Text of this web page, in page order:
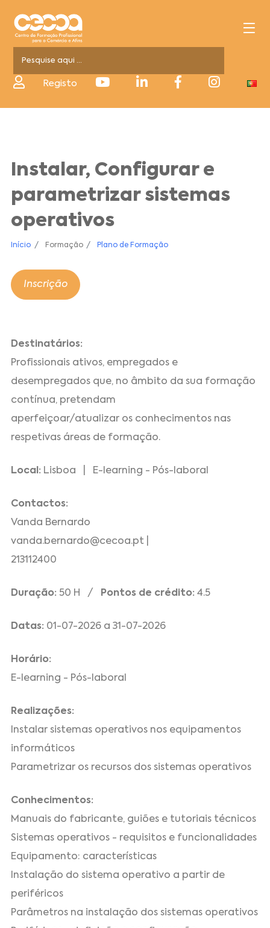
Registo
Instalar, Configurar e
parametrizar sistemas
operativos
Início Formação Plano de Formação
Inscrição
Destinatários:
Profissionais ativos, empregados e
desempregados que, no âmbito da sua formação
contínua, pretendam
aperfeiçoar/atualizar os conhecimentos nas
respetivas áreas de formação.
Local: Lisboa | E-learning - Pós-laboral
Contactos:
Vanda Bernardo
vanda.bernardo@cecoa.pt |
213112400
Duração: 50 H / Pontos de crédito:4.5
Datas: 01-07-2026 a 31-07-2026
Horário:
E-learning - Pós-laboral
Realizações:
Instalar sistemas operativos nos equipamentos
informáticos
Parametrizar os recursos dos sistemas operativos
Conhecimentos:
Manuais do fabricante, guiões e tutoriais técnicos
Sistemas operativos - requisitos e funcionalidades
Equipamento: características
Instalação do sistema operativo a partir de
periféricos
Parâmetros na instalação dos sistemas operativos